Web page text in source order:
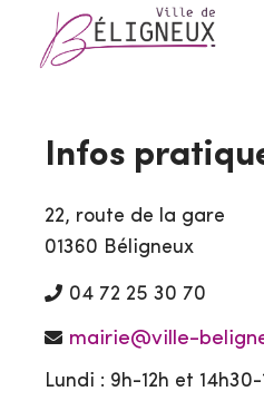
Infos
22, route de la gare
01360 Béligneux
04 72 25 30 70
mairie@ville-
Lundi : 9h-12h et 14h30-